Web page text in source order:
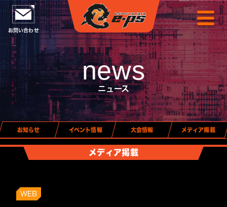
お問い合わせ
news
ニュース
お知らせ イベント情報 大会情報 メディア掲載
メディア掲載
WEB